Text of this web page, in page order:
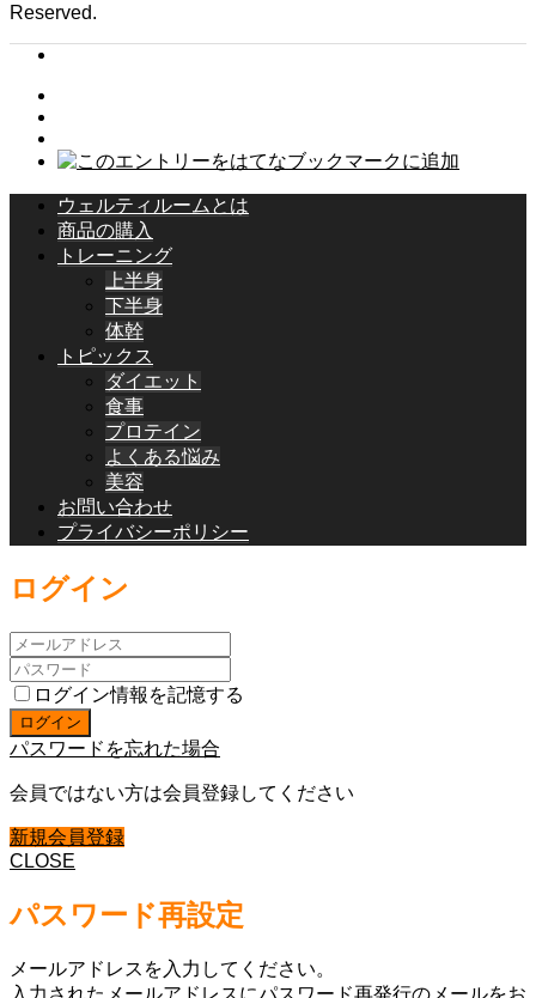
Reserved.
ウェルティルームとは
商品の購入
トレーニング
上半身
下半身
体幹
トピックス
ダイエット
食事
プロテイン
よくある悩み
美容
お問い合わせ
プライバシーポリシー
ログイン
ログイン情報を記憶する
パスワードを忘れた場合
会員ではない方は会員登録してください
新規会員登録
CLOSE
パスワード再設定
メールアドレスを入力してください。